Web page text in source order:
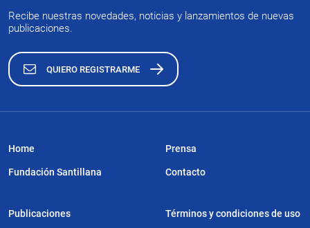
Recibe nuestras novedades, noticias y lanzamientos de nuevas
publicaciones.
QUIERO REGISTRARME
Home
Fundación Santillana
Publicaciones
Prensa
Contacto
Términos y condiciones de uso